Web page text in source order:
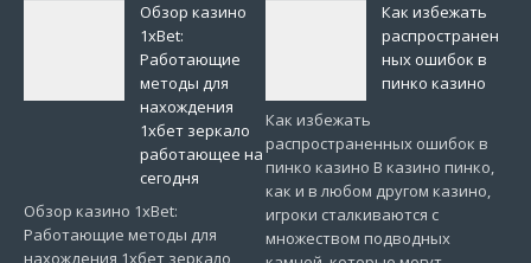
Обзор казино
1xBet:
Работающие
методы для
нахождения
1хбет зеркало
работающее на
сегодня
Обзор казино 1xBet:
Работающие методы для
нахождения 1хбет зеркало
Как избежать
распространен
ных ошибок в
пинко казино
Как избежать
распространенных ошибок в
пинко казино В казино пинко,
как и в любом другом казино,
игроки сталкиваются с
множеством подводных